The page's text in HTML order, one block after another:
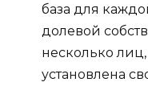
база для
долевой
несколько
установлена